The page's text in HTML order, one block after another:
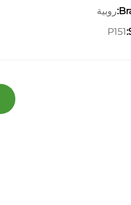
روبية
P151